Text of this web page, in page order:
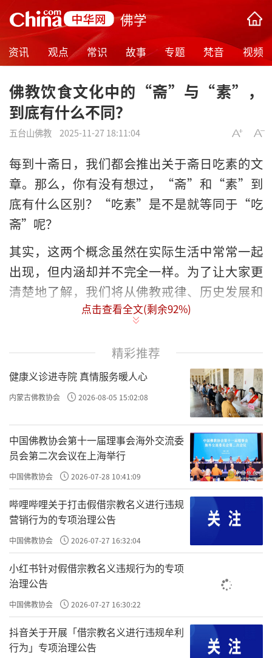
佛学
资讯 观点 常识 故事 专题 梵音 视频
佛教饮食文化中的“斋”与“素”，
到底有什么不同？
五台山佛教 2025-11-27 18:11:04
每到十斋日，我们都会推出关于斋日吃素的文
章。那么，你有没有想过，“斋”和“素”到
底有什么区别？“吃素”是不是就等同于“吃
斋”呢？
其实，这两个概念虽然在实际生活中常常一起
出现，但内涵却并不完全一样。为了让大家更
清楚地了解，我们将从佛教戒律、历史发展和
文化背景三个方面，聊聊“斋”和“素”到底
佛教饮食文化中的“斋”与“素”，到底有什么不同？
“斋”的由来与意义
点击查看全文(剩余92%)
精彩推荐
健康义诊进寺院 真情服务暖人心
内蒙古佛教协会 2026-08-05 15:02:08
中国佛教协会第十一届理事会海外交流委
员会第二次会议在上海举行
中国佛教协会 2026-07-28 10:41:09
哔哩哔哩关于打击假借宗教名义进行违规
营销行为的专项治理公告
中国佛教协会 2026-07-27 16:32:04
小红书针对假借宗教名义违规行为的专项
治理公告
中国佛教协会 2026-07-27 16:30:22
抖音关于开展「借宗教名义进行违规牟利
行为」专项治理公告